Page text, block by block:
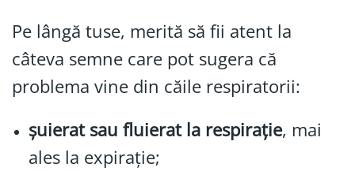
Pe lângă tuse, merită să fii atent la
câteva semne care pot sugera că
problema vine din căile respiratorii:
șuierat sau fluierat la respirație, mai
ales la expirație;